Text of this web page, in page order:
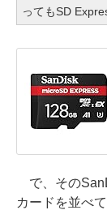
ってもSD
で、その
カードを並べ